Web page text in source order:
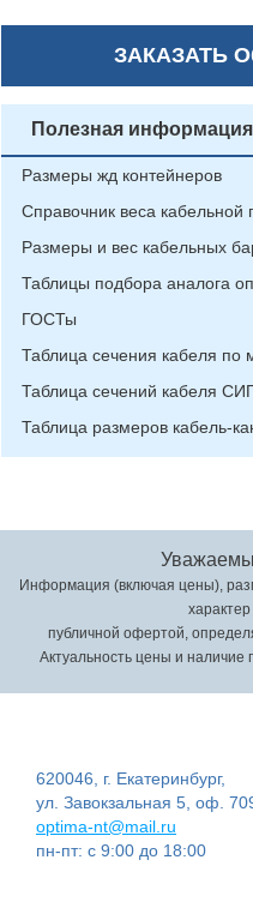
ЗАКАЗАТЬ
Полезная информация
Размеры жд контейнеров
Справочник веса кабельной
Размеры и вес кабельных
Таблицы подбора аналога
ГОСТы
Таблица сечения кабеля по
Таблица сечений кабеля
Таблица размеров кабель-
Информация (включая цены),
публичной офертой,
Актуальность цены и наличие
620046, г. Екатеринбург,
ул. Завокзальная 5, оф.
optima-nt@mail.ru
пн-пт: с 9:00 до 18:00